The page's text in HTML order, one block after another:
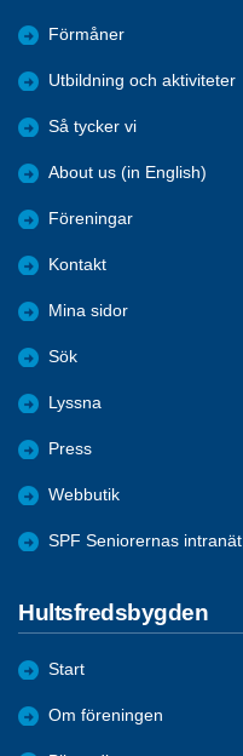
Förmåner
Utbildning och aktiviteter
Så tycker vi
About us (in English)
Föreningar
Kontakt
Mina sidor
Sök
Lyssna
Press
Webbutik
SPF Seniorernas intranät
Hultsfredsbygden
Start
Om föreningen